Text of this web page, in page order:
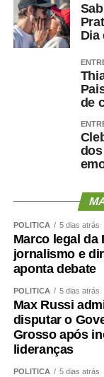
Dia
de
POLÍTICA 5 dias atrás
Marco legal da
jornalismo e
aponta debate
POLÍTICA 5 dias atrás
Max Russi
disputar o
Grosso após
lideranças
POLÍTICA 5 dias atrás